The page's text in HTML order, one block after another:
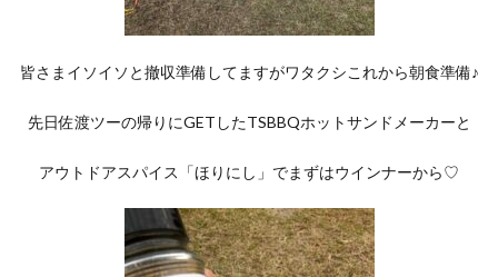
皆さまイソイソと撤収準備してますがワタクシこれから朝食準備♪
先日佐渡ツーの帰りにGETしたTSBBQホットサンドメーカーと
アウトドアスパイス「ほりにし」でまずはウインナーから♡